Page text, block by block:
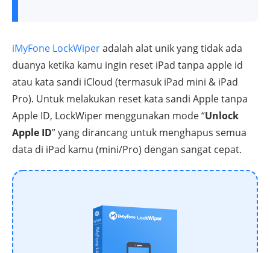
iMyFone LockWiperadalah alat unik yang tidak ada
duanya ketika kamu ingin reset iPad tanpa apple id
atau kata sandi iCloud (termasuk iPad mini & iPad
Pro). Untuk melakukan reset kata sandi Apple tanpa
Apple ID, LockWiper menggunakan mode “Unlock
Apple ID” yang dirancang untuk menghapus semua
data di iPad kamu (mini/Pro) dengan sangat cepat.